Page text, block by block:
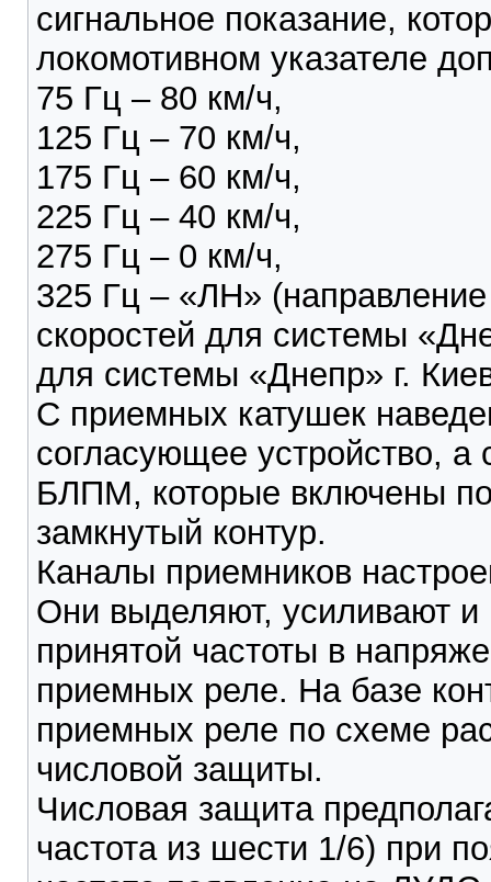
сигнальное показание,
локомотивном указателе
75 Гц – 80 км/ч,
125 Гц – 70 км/ч,
175 Гц – 60 км/ч,
225 Гц – 40 км/ч,
275 Гц – 0 км/ч,
325 Гц – «ЛН»
скоростей для системы
для системы «Днепр» г.
С приемных катушек
согласующее устройство, а
БЛПМ, которые включены
замкнутый контур.
Каналы приемников
Они выделяют, усиливают
принятой частоты в
приемных реле. На базе
приемных реле по схеме
числовой защиты.
Числовая защита
частота из шести 1/6) при